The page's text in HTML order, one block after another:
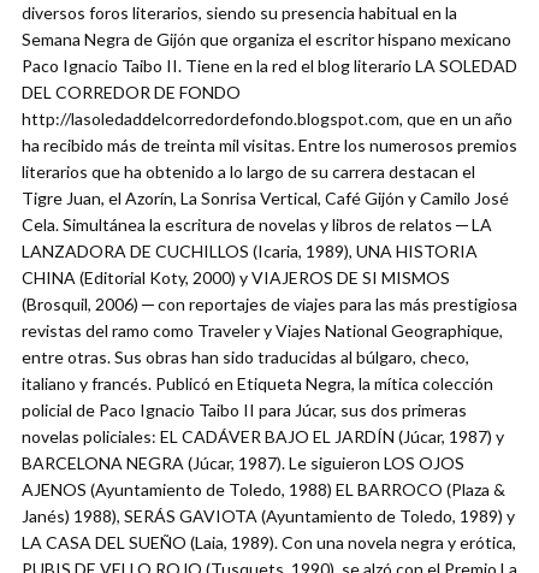
diversos foros literarios, siendo su presencia habitual en la
Semana Negra de Gijón que organiza el escritor hispano mexicano
Paco Ignacio Taibo II. Tiene en la red el blog literario LA SOLEDAD
DEL CORREDOR DE FONDO
http://lasoledaddelcorredordefondo.blogspot.com, que en un año
ha recibido más de treinta mil visitas. Entre los numerosos premios
literarios que ha obtenido a lo largo de su carrera destacan el
Tigre Juan, el Azorín, La Sonrisa Vertical, Café Gijón y Camilo José
Cela. Simultánea la escritura de novelas y libros de relatos ─ LA
LANZADORA DE CUCHILLOS (Icaria, 1989), UNA HISTORIA
CHINA (Editorial Koty, 2000) y VIAJEROS DE SI MISMOS
(Brosquil, 2006) ─ con reportajes de viajes para las más prestigiosa
revistas del ramo como Traveler y Viajes National Geographique,
entre otras. Sus obras han sido traducidas al búlgaro, checo,
italiano y francés. Publicó en Etiqueta Negra, la mítica colección
policial de Paco Ignacio Taibo II para Júcar, sus dos primeras
novelas policiales: EL CADÁVER BAJO EL JARDÍN (Júcar, 1987) y
BARCELONA NEGRA (Júcar, 1987). Le siguieron LOS OJOS
AJENOS (Ayuntamiento de Toledo, 1988) EL BARROCO (Plaza &
Janés) 1988), SERÁS GAVIOTA (Ayuntamiento de Toledo, 1989) y
LA CASA DEL SUEÑO (Laia, 1989). Con una novela negra y erótica,
PUBIS DE VELLO ROJO (Tusquets, 1990), se alzó con el Premio La